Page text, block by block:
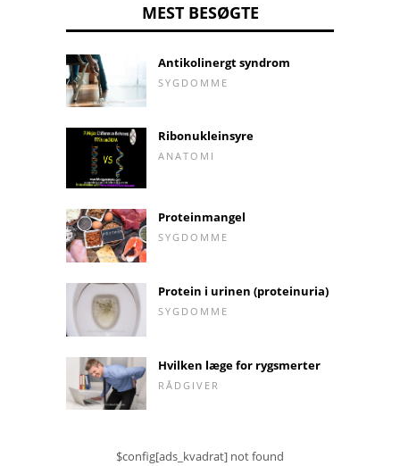
MEST BESØGTE
Antikolinergt syndrom
SYGDOMME
Ribonukleinsyre
ANATOMI
Proteinmangel
SYGDOMME
Protein i urinen (proteinuria)
SYGDOMME
Hvilken læge for rygsmerter
RÅDGIVER
$config[ads_kvadrat] not found